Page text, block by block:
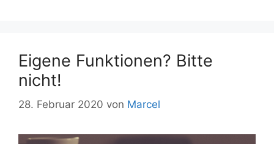
Eigene Funktionen? Bitte
nicht!
28. Februar 2020 von Marcel